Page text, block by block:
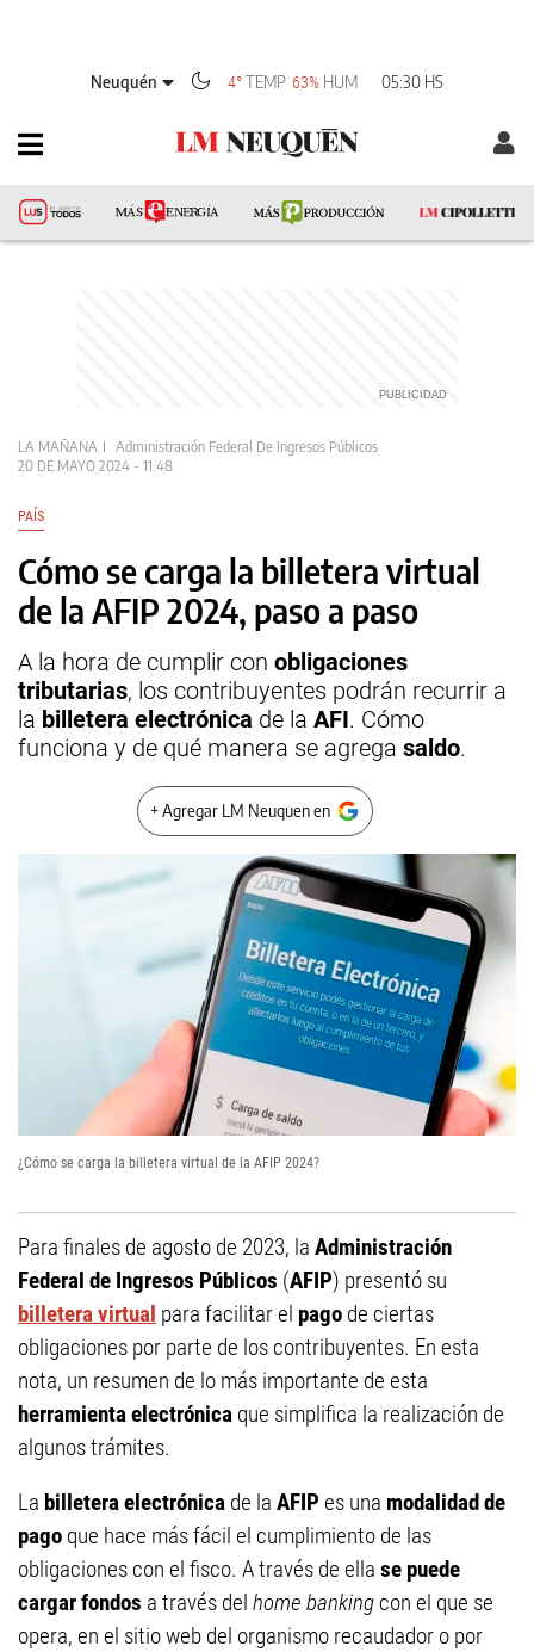
Neuquén 4°TEMP 63% HUM 05:30 HS
LA MAÑANA
Administración Federal De Ingresos Públicos
20 DE MAYO 2024 - 11:48
PAÍS
Cómo se carga la billetera virtual
de la AFIP 2024, paso a paso
A la hora de cumplir con obligaciones
tributarias, los contribuyentes podrán recurrir a
la billetera electrónica de la AFI. Cómo
funciona y de qué manera se agrega saldo.
+ Agregar LM Neuquen en
¿Cómo se carga la billetera virtual de la AFIP 2024?
Para finales de agosto de 2023, la Administración
Federal de Ingresos Públicos (AFIP) presentó su
billetera virtual para facilitar el pago de ciertas
obligaciones por parte de los contribuyentes. En esta
nota, un resumen de lo más importante de esta
herramienta electrónica que simplifica la realización de
algunos trámites.
La billetera electrónica de la AFIP es una modalidad de
pago que hace más fácil el cumplimiento de las
obligaciones con el fisco. A través de ella se puede
cargar fondos a través del home banking con el que se
opera, en el sitio web del organismo recaudador o por